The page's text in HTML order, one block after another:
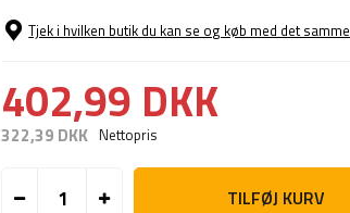
Tjek i hvilken butik du kan se og køb med det samme
402,99 DKK
322,39 DKK Nettopris
TILFØJ KURV